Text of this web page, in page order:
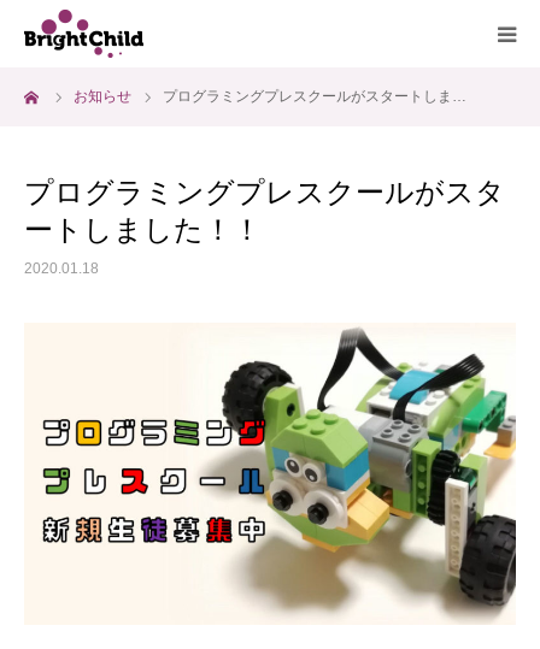
お知らせ プログラミングプレスクールがスタートしま…
プログラミングプレスクールがスタ
ートしました！！
2020.01.18
ホーム
プログラム
よくあるご質問
アクセス